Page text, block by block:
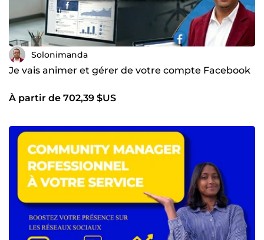
Solonimanda
Je vais animer et gérer de votre compte Facebook
À partir de 702,39 $US